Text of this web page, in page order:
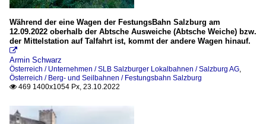
Während der eine Wagen der FestungsBahn Salzburg am
12.09.2022 oberhalb der Abtsche Ausweiche (Abtsche Weiche) bzw.
der Mittelstation auf Talfahrt ist, kommt der andere Wagen hinauf.

Armin Schwarz
Österreich / Unternehmen / SLB Salzburger Lokalbahnen / Salzburg AG,
Österreich / Berg- und Seilbahnen / Festungsbahn Salzburg
 469 1400x1054 Px, 23.10.2022